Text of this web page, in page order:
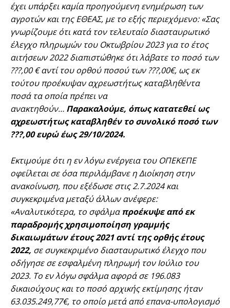
έχει υπάρξει καμία προηγούμενη ενημέρωση των
αγροτών και της ΕΘΕΑΣ, με το εξής περιεχόμενο: «Σας
γνωρίζουμε ότι κατά τον τελευταίο διασταυρωτικό
έλεγχο πληρωμών του Οκτωβρίου 2023 για το έτος
αιτήσεων 2022 διαπιστώθηκε ότι λάβατε το ποσό των
???,00 € αντί του ορθού ποσού των ???,00€, ως εκ
τούτου προέκυψαν αχρεωστήτως καταβληθέντα
ποσά τα οποία πρέπει να
ανακτηθούν… Παρακαλούμε, όπως κατατεθεί ως
αχρεωστήτως καταβληθέν το συνολικό ποσό των
???,00 ευρώ έως 29/10/2024.
Εκτιμούμε ότι η εν λόγω ενέργεια του ΟΠΕΚΕΠΕ
οφείλεται σε όσα περιλάμβανε η Διοίκηση στην
ανακοίνωση, που εξέδωσε στις 2.7.2024 και
συγκεκριμένα μεταξύ άλλων ανέφερε:
«Αναλυτικότερα, το σφάλμα προέκυψε από εκ
παραδρομής χρησιμοποίηση γραμμής
δικαιωμάτων έτους 2021 αντί της ορθής έτους
2022, σε συγκεκριμένο διασταυρωτικό έλεγχο που
οδήγησε σε εσφαλμένη πληρωμή τον Ιούλιο του
2023. Το εν λόγω σφάλμα αφορά σε 196.083
δικαιούχους και το ποσό αρχικής εκτίμησης ήταν
63.035.249,77€, το οποίο μετά από επανα-υπολογισμό